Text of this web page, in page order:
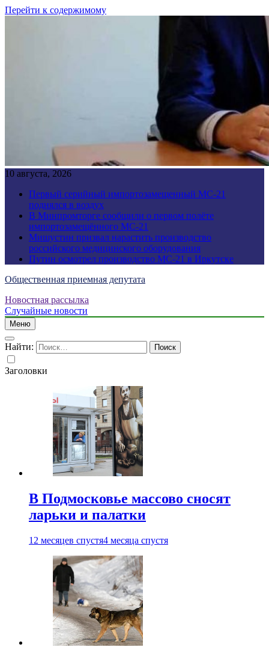
Перейти к содержимому
10 августа, 2026
Первый серийный импортозамещенный МС-21
поднялся в воздух
В Минпромторге сообщили о первом полёте
импортозамещённого МС-21
Мишустин призвал нарастить производство
российского медицинского оборудования
Путин осмотрел производство МС-21 в Иркутске
Общественная приемная депутата
Новостная рассылка
Случайные новости
Меню
Найти:
Заголовки
В Подмосковье массово сносят
ларьки и палатки
12 месяцев спустя4 месяца спустя